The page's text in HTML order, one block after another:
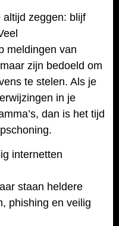
zeggen: blijf
meldingen van
zijn bedoeld om
te stelen. Als je
in je
dan is het tijd
internetten
staan heldere
phishing en veilig